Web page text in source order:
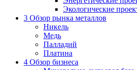
Экологические
3 Обзор рынка металлов
Никель
Медь
Палладий
Платина
4 Обзор бизнеса